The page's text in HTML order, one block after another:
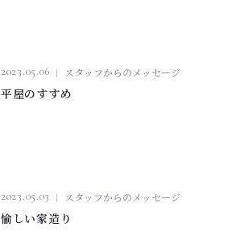
2023.05.06 スタッフからのメッセージ
平屋のすすめ
2023.05.03 スタッフからのメッセージ
愉しい家造り